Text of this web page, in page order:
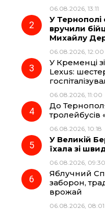
o
k
r
a
m
06.08.2026, 13:11
У Тернополі
вручили
Михайлу
06.08.2026, 12:00
У Кременці
Lexus:
06.08.2026, 11:00
До
тролейбусів
06.08.2026, 10:18
У Великій
їхала зі
06.08.2026, 09:30
Яблучний
заборон,
врожай
06.08.2026, 08:01